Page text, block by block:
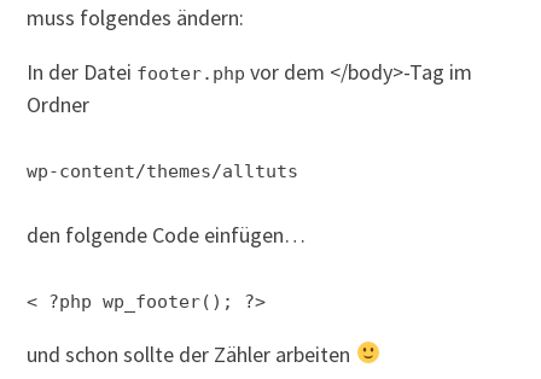
muss folgendes ändern:
In der Datei footer.php vor dem </body>-Tag im
Ordner
wp-content/themes/alltuts
den folgende Code einfügen…
< ?php wp_footer(); ?>
und schon sollte der Zähler arbeiten